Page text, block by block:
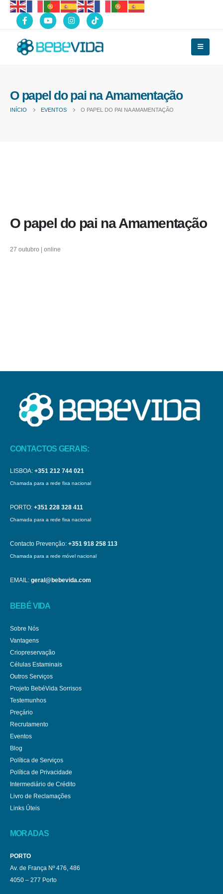
O papel do pai na Amamentação
INÍCIO EVENTOS O PAPEL DO PAI NA AMAMENTAÇÃO
O papel do pai na Amamentação
27 outubro | online
CONTACTOS GERAIS:
LISBOA: +351 212 744 021
Chamada para a rede fixa nacional
PORTO: +351 228 328 411
Chamada para a rede fixa nacional
Contacto Prevenção: +351 918 258 113
Chamada para a rede móvel nacional
EMAIL: geral@bebevida.com
BEBÉ VIDA
Sobre Nós
Vantagens
Criopreservação
Células Estaminais
Outros Serviços
Projeto BebéVida Sorrisos
Testemunhos
Preçário
Recrutamento
Eventos
Blog
Política de Serviços
Política de Privacidade
Intermediário de Crédito
Livro de Reclamações
Links Úteis
MORADAS
PORTO
Av. de França Nº 476, 486
4050 – 277 Porto